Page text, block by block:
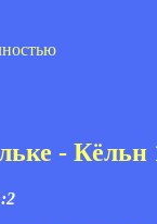
- Кёльн